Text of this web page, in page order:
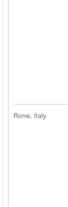
Rome, Italy